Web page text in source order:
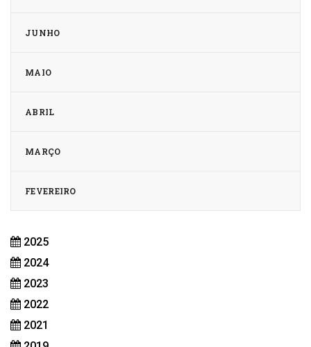
JUNHO
MAIO
ABRIL
MARÇO
FEVEREIRO
2025
2024
2023
2022
2021